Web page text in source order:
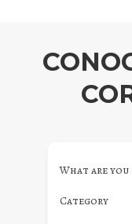
What are
Category